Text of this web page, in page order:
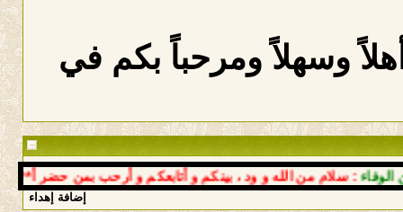
وسهلاً ومرحباً بكم في
: سلام من الله و ود ، بينكم و أتابعكم و أرحب بمن حضر أ****
إضافة إهداء